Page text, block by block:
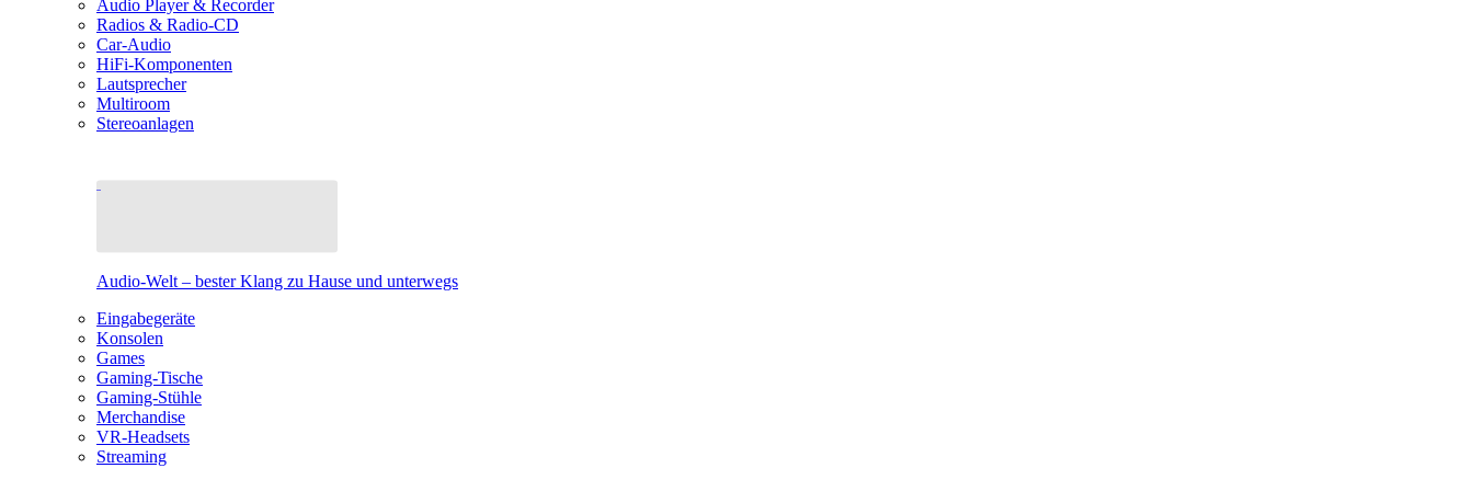
Audio Player & Recorder
Radios & Radio-CD
Car-Audio
HiFi-Komponenten
Lautsprecher
Multiroom
Stereoanlagen
Audio-Welt – bester Klang zu Hause und unterwegs
Eingabegeräte
Konsolen
Games
Gaming-Tische
Gaming-Stühle
Merchandise
VR-Headsets
Streaming